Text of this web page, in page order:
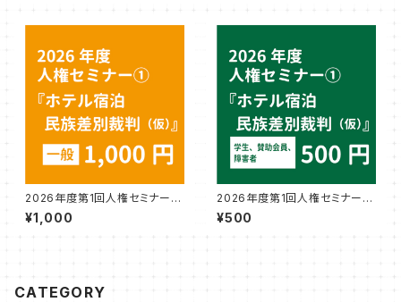
2026年度第1回人権セミナー参
加券（一般）『ホテル宿泊民族差
別裁判（仮）』講師：文公輝さん
¥1,000
2026年度第1回人権セミナー参
加券（学生・賛助会員・障害者）
『ホテル宿泊民族差別裁判
¥500
CATEGORY